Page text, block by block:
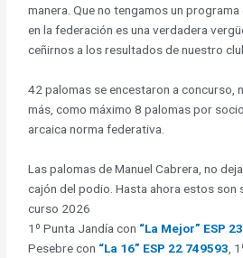
manera. Que no tengamos un
en la federación es una verdadera
ceñirnos a los resultados de nuestro
42 palomas se encestaron a concurso,
más, como máximo 8 palomas por
arcaica norma federativa.
Las palomas de Manuel Cabrera, no
cajón del podio. Hasta ahora estos son
curso 2026
1º Punta Jandía con “La Mejor” ESP
Pesebre con “La 16” ESP 22 749593 ,